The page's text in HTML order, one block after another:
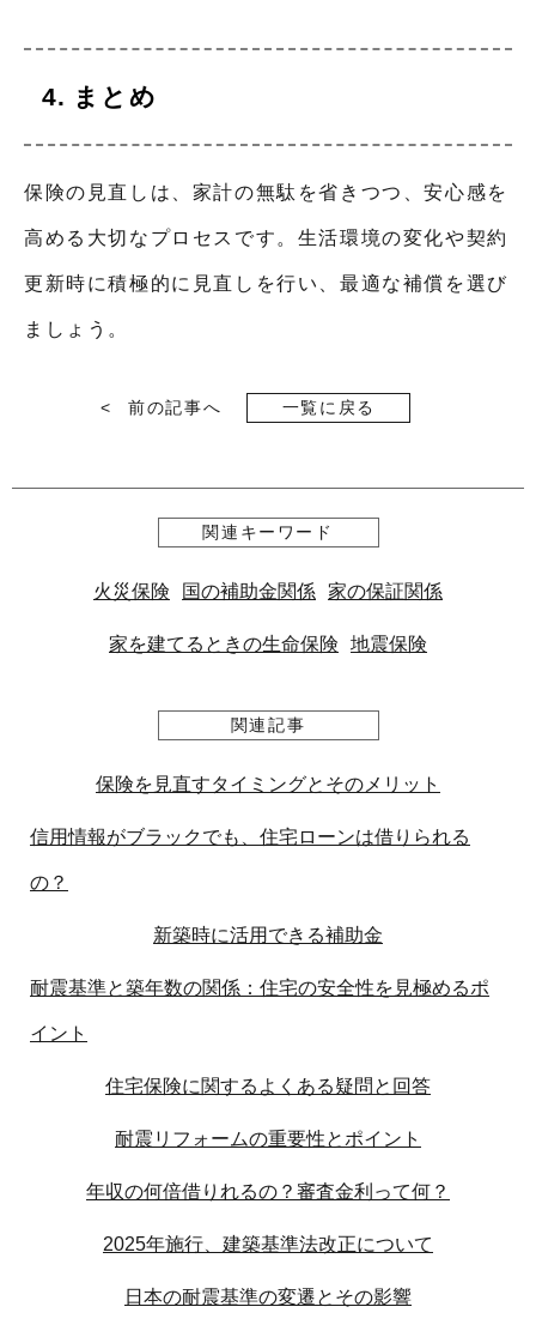
まとめ
保険の見直しは、家計の無駄を省きつつ、安心感を
高める大切なプロセスです。生活環境の変化や契約
更新時に積極的に見直しを行い、最適な補償を選び
ましょう。
前の記事へ 一覧に戻る
関連キーワード
火災保険 国の補助金関係 家の保証関係
家を建てるときの生命保険 地震保険
関連記事
保険を見直すタイミングとそのメリット
信用情報がブラックでも、住宅ローンは借りられる
の？
新築時に活用できる補助金
耐震基準と築年数の関係：住宅の安全性を見極めるポ
イント
住宅保険に関するよくある疑問と回答
耐震リフォームの重要性とポイント
年収の何倍借りれるの？審査金利って何？
2025年施行、建築基準法改正について
日本の耐震基準の変遷とその影響